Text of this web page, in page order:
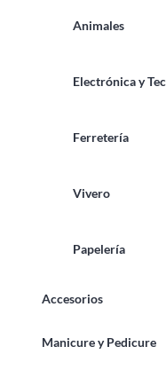
Animales
Electrónica y
Ferretería
Vivero
Papelería
Accesorios
Manicure y Pedicure